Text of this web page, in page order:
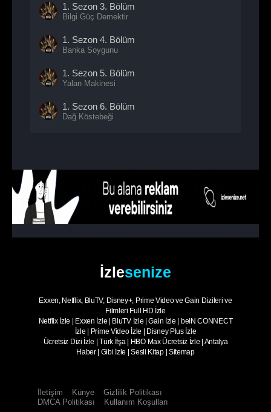
1. Sezon 3. Bölüm
Bilgi Güç Demektir
1. Sezon 4. Bölüm
Banka Soygunu
1. Sezon 5. Bölüm
Yalan Makinesi
1. Sezon 6. Bölüm
Dağ Köstebeği
1. Sezon8. Bölüm
1. Sezon 9. Bölüm
Tamamen Peşin Para
1. Sezon10. Bölüm- Sezon Finali
İzlesenize
Exxen, Netflix, BluTV, Disney+, Prime Video ve Gain Dizileri ve
Filmleri Full HD İzle
Netflix İzle | Exxen İzle | BluTV İzle |Gain İzle | beIN CONNECT
İzle | Prime Video İzle | Disney Plus İzle
Ücretsiz Dizi İzle |Türk İfşa | HBO Max Ücretsiz İzle | Antalya
Haber| Gibi İzle |Sesli Kitap| Sitemap
İletişim Künye
Gizlilik Politikası
DMCA Politikası
Kullanım Koşulları